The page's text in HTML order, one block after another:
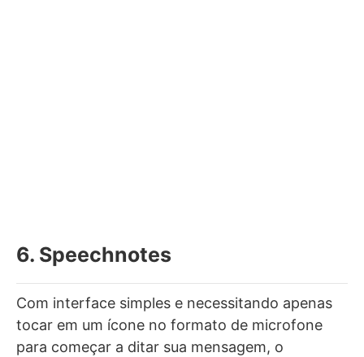
6. Speechnotes
Com interface simples e necessitando apenas
tocar em um ícone no formato de microfone
para começar a ditar sua mensagem, o